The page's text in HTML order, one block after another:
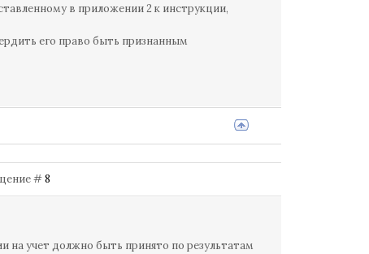
в приложении 2 к инструкции,
его право быть признанным
#8
на учет должно быть принято по результатам